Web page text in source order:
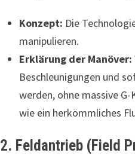
Konzept: Die
manipulieren.
Erklärung der Manöver:
Beschleunigungen und
werden, ohne massive
wie ein herkömmliches
2. Feldantrieb (Field